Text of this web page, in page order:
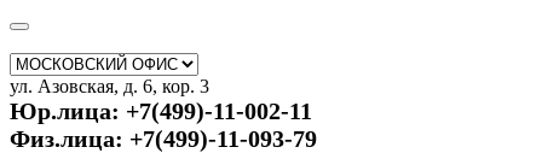
ул. Азовская, д. 6, кор. 3
Юр.лица: +7(499)-11-002-11
Физ.лица: +7(499)-11-093-79